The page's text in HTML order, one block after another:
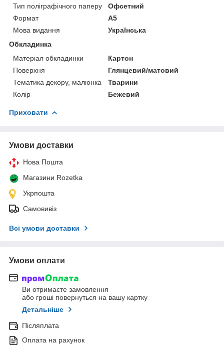
Тип поліграфічного паперу
Офсетний
Формат
A5
Мова видання
Українська
Обкладинка
Матеріал обкладинки
Картон
Поверхня
Глянцевий/матовий
Тематика декору, малюнка
Тварини
Колір
Бежевий
Приховати
Умови доставки
Нова Пошта
Магазини Rozetka
Укрпошта
Самовивіз
Всі умови доставки
Умови оплати
Ви отримаєте замовлення
або гроші повернуться на вашу картку
Детальніше
Післяплата
Оплата на рахунок